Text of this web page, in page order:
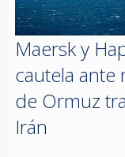
Maersk y
cautela ante
de Ormuz
Irán